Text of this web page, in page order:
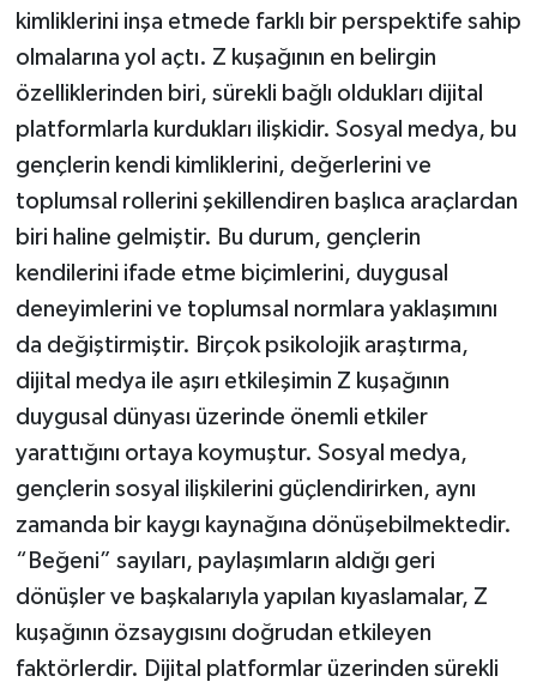
kimliklerini inşa etmede farklı bir perspektife sahip
olmalarına yol açtı. Z kuşağının en belirgin
özelliklerinden biri, sürekli bağlı oldukları dijital
platformlarla kurdukları ilişkidir. Sosyal medya, bu
gençlerin kendi kimliklerini, değerlerini ve
toplumsal rollerini şekillendiren başlıca araçlardan
biri haline gelmiştir. Bu durum, gençlerin
kendilerini ifade etme biçimlerini, duygusal
deneyimlerini ve toplumsal normlara yaklaşımını
da değiştirmiştir. Birçok psikolojik araştırma,
dijital medya ile aşırı etkileşimin Z kuşağının
duygusal dünyası üzerinde önemli etkiler
yarattığını ortaya koymuştur. Sosyal medya,
gençlerin sosyal ilişkilerini güçlendirirken, aynı
zamanda bir kaygı kaynağına dönüşebilmektedir.
“Beğeni” sayıları, paylaşımların aldığı geri
dönüşler ve başkalarıyla yapılan kıyaslamalar, Z
kuşağının özsaygısını doğrudan etkileyen
faktörlerdir. Dijital platformlar üzerinden sürekli